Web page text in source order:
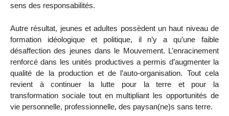
sens des responsabilités.
Autre résultat, jeunes et adultes possèdent un haut niveau de
formation idéologique et politique, il n’y a qu’une faible
désaffection des jeunes dans le Mouvement. L’enracinement
renforcé dans les unités productives a permis d’augmenter la
qualité de la production et de l’auto-organisation. Tout cela
revient à continuer la lutte pour la terre et pour la
transformation sociale tout en multipliant les opportunités de
vie personnelle, professionnelle, des paysan(ne)s sans terre.